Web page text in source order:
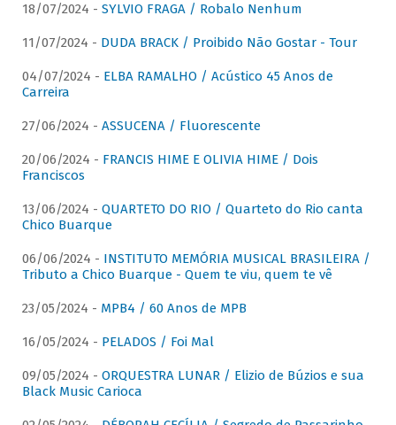
18/07/2024 - SYLVIO FRAGA / Robalo Nenhum
11/07/2024 - DUDA BRACK / Proibido Não Gostar - Tour
04/07/2024 - ELBA RAMALHO / Acústico 45 Anos de
Carreira
27/06/2024 - ASSUCENA / Fluorescente
20/06/2024 - FRANCIS HIME E OLIVIA HIME / Dois
Franciscos
13/06/2024 - QUARTETO DO RIO / Quarteto do Rio canta
Chico Buarque
06/06/2024 - INSTITUTO MEMÓRIA MUSICAL BRASILEIRA /
Tributo a Chico Buarque - Quem te viu, quem te vê
23/05/2024 - MPB4 / 60 Anos de MPB
16/05/2024 - PELADOS / Foi Mal
09/05/2024 - ORQUESTRA LUNAR / Elizio de Búzios e sua
Black Music Carioca